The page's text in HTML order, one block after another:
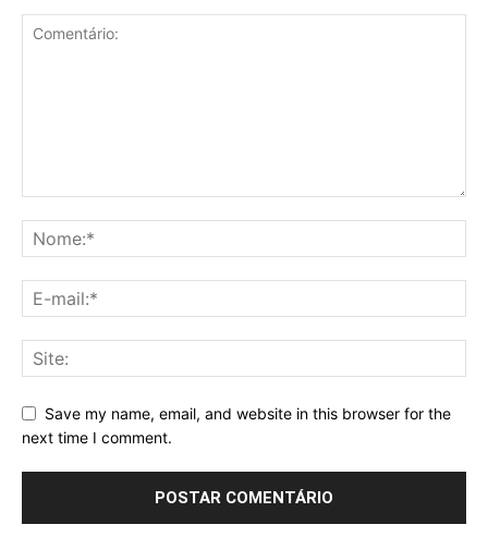
Save my name, email, and website in this browser for the
next time I comment.